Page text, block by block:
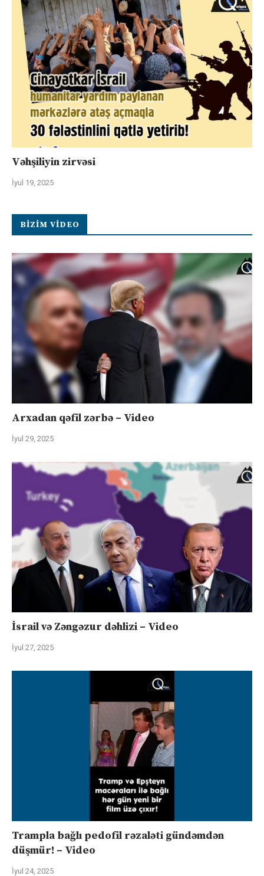
Vəhşiliyin zirvəsi
İyul 19, 2025
BIZIM VIDEO
Arxadan qəfil zərbə – Video
İyul 29, 2025
İsrail və Zəngəzur dəhlizi – Video
İyul 27, 2025
Trampla bağlı pedofil rəzaləti gündəmdən
düşmür! – Video
İyul 24, 2025